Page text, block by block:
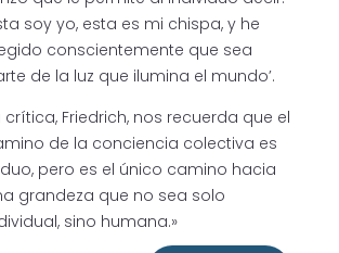
soy yo, esta es mi chispa, y he
conscientemente que sea
de la luz que ilumina el mundo’.
crítica, Friedrich, nos recuerda que el
de la conciencia colectiva es
pero es el único camino hacia
grandeza que no sea solo
sino humana.»